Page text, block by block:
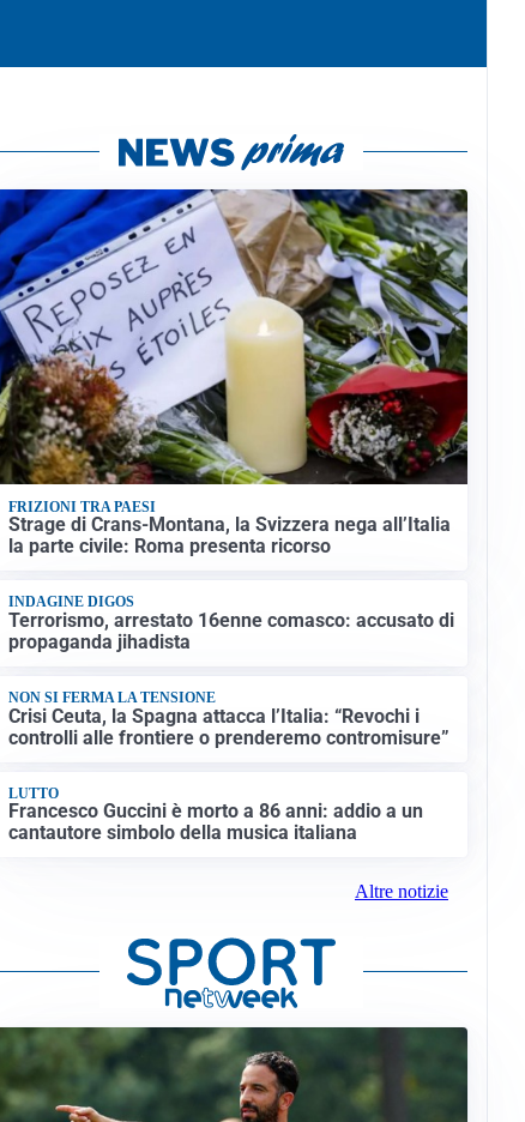
FRIZIONI TRA PAESI
Strage di Crans-Montana, la Svizzera nega all’Italia
la parte civile: Roma presenta ricorso
INDAGINE DIGOS
Terrorismo, arrestato 16enne comasco: accusato di
propaganda jihadista
NON SI FERMA LA TENSIONE
Crisi Ceuta, la Spagna attacca l’Italia: “Revochi i
controlli alle frontiere o prenderemo contromisure”
LUTTO
Francesco Guccini è morto a 86 anni: addio a un
cantautore simbolo della musica italiana
Altre notizie